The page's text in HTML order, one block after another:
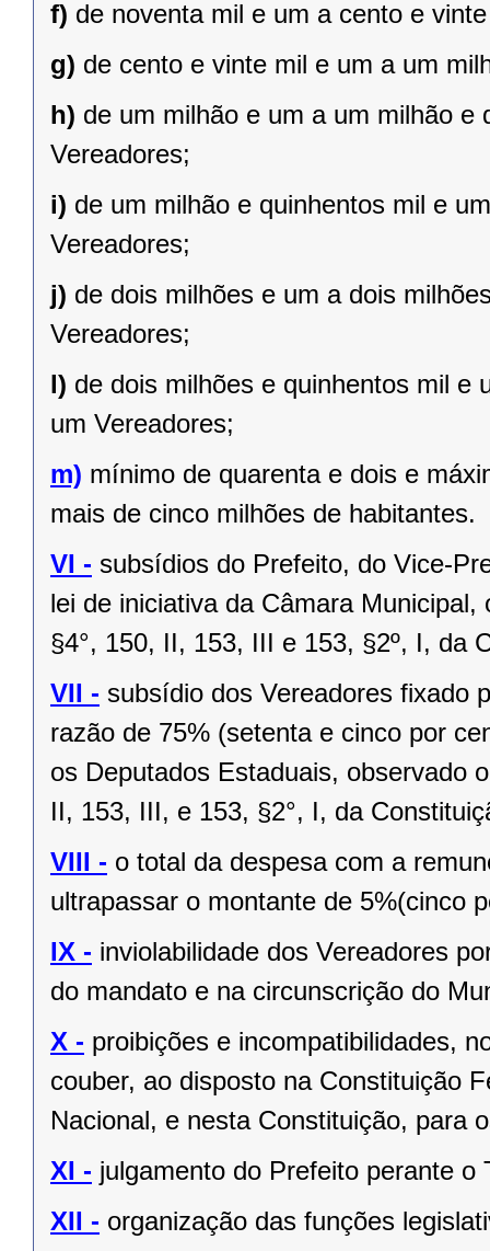
f) de noventa mil e um a cento e
g) de cento e vinte mil e um a um
h) de um milhão e um a um milhão e
Vereadores;
i) de um milhão e quinhentos mil e
Vereadores;
j) de dois milhões e um a dois
Vereadores;
l) de dois milhões e quinhentos mil e
um Vereadores;
m) mínimo de quarenta e dois e
mais de cinco milhões de habitantes.
VI - subsídios do Prefeito, do Vice-
lei de iniciativa da Câmara
§4°, 150, II, 153, III e 153, §2º, I, da
VII - subsídio dos Vereadores fixado
razão de 75% (setenta e cinco por
os Deputados Estaduais, observado
II, 153, III, e 153, §2°, I, da
VIII - o total da despesa com a
ultrapassar o montante de 5%(cinco
IX - inviolabilidade dos Vereadores
do mandato e na circunscrição do
X - proibições e incompatibilidades,
couber, ao disposto na Constituição
Nacional, e nesta Constituição, para
XI - julgamento do Prefeito perante o
XII - organização das funções